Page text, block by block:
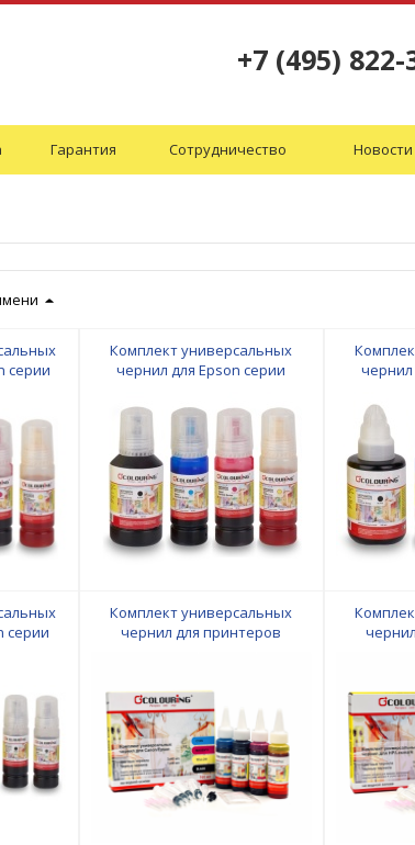
+7 (495) 822-
Гарантия Сотрудничество
серии
Yellow
Комплект универсальных
чернил для Epson серии
водной основе
Black/Cyan/Magenta/Yellow
120мл/3*70мл Colouring
чернил
Black/
140мл/
серии
Photo
Комплект универсальных
чернил для принтеров
Black/Cyan/Magenta/Yellow
4*40 мл Colouring
Black/